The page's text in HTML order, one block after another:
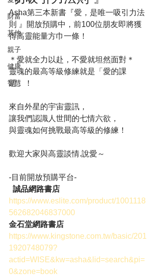
財富
其他
親子
健康
智慧
Asha第三本新書『愛，是唯一吸引力法
則 』開放預購中，前100位朋友即將獲
得高靈能量方巾一條！
＊愛就全力以赴，不愛就坦然面對＊
靈魂的最高等級修練就是「愛的課
題」！
來自外星的宇宙靈訊，
讓我們認識人世間的七情六欲，
與靈魂如何挑戰最高等級的修練！
歡迎大家與高靈談情.說愛～
-目前開放預購平台-
誠品網路書店
https://www.eslite.com/product/1001118
562682046837000
金石堂網路書店
https://www.kingstone.com.tw/basic/201
1920748079?
actid=WISE&kw=asha&lid=search&pi=
0&zone=book